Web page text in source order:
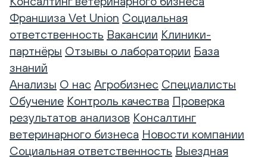
Франшиза Vet Union Социальная
ответственность Вакансии Клиники-
партнёры Отзывы о лаборатории База
знаний
Анализы О нас Агробизнес Специалисты
Обучение Контроль качества Проверка
результатов анализов Консалтинг
ветеринарного бизнеса Новости компании
Социальная ответственность Выездная